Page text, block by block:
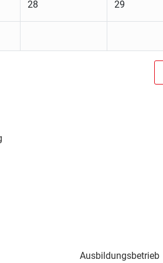
28 29
Ausbildungsbetrieb